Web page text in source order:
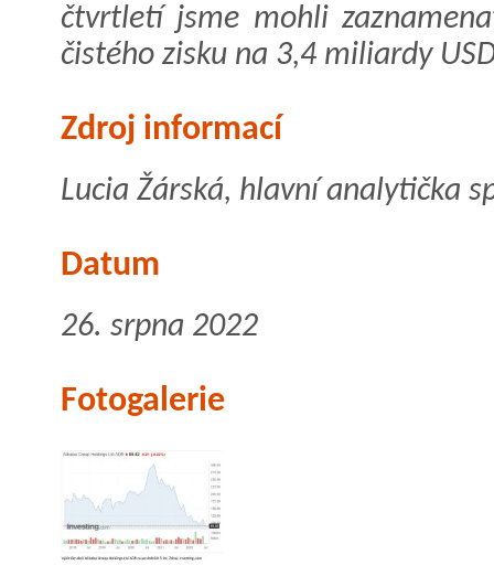
čtvrtletí jsme mohli
čistého zisku na 3,4 miliardy
Zdroj informací
Lucia Žárská, hlavní analytička
Datum
26. srpna 2022
Fotogalerie